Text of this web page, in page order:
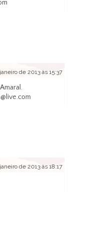
de 2013 às 15:37
de 2013 às 18:17